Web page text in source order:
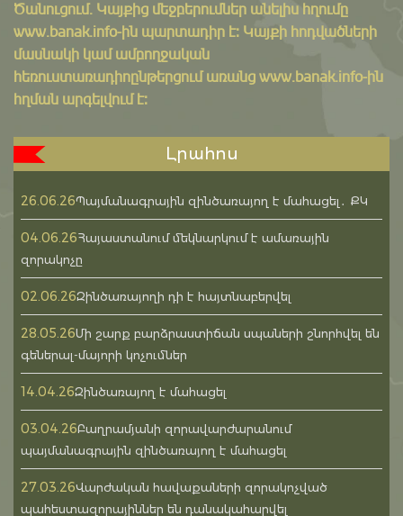
Ծանուցում․ Կայքից մեջբերումներ անելիս հղումը
www.banak.info-ին պարտադիր է: Կայքի հոդվածների
մասնակի կամ ամբողջական
հեռուստառադիոընթերցում առանց www.banak.info-ին
հղման արգելվում է:
Լրահոս
26.06.26Պայմանագրային զինծառայող է մահացել․ ՔԿ
04.06.26Հայաստանում մեկնարկում է ամառային
զորակոչը
02.06.26Զինծառայողի դի է հայտնաբերվել
28.05.26Մի շարք բարձրաստիճան սպաների շնորհվել են
գեներալ-մայորի կոչումներ
14.04.26Զինծառայող է մահացել
03.04.26Բաղրամյանի զորավարժարանում
պայմանագրային զինծառայող է մահացել
27.03.26Վարժական հավաքաների զորակոչված
պահեստազորայիններ են դանակահարվել